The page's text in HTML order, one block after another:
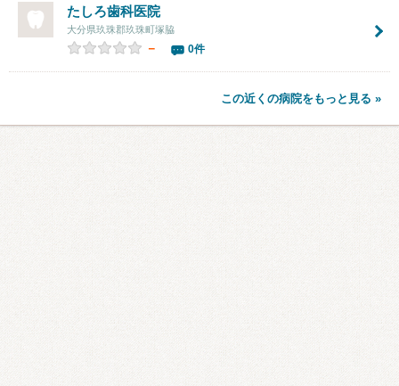
たしろ歯科医院
大分県玖珠郡玖珠町塚脇
－ 0件
この近くの病院をもっと見る »